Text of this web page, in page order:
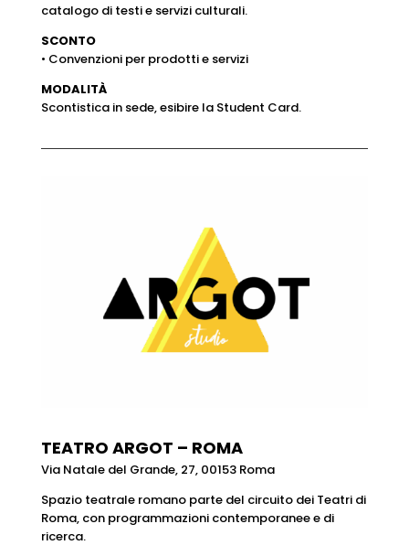
catalogo di testi e servizi culturali.
SCONTO
• Convenzioni per prodotti e servizi
MODALITÀ
Scontistica in sede, esibire la Student Card.
TEATRO ARGOT – ROMA
Via Natale del Grande, 27, 00153 Roma
Spazio teatrale romano parte del circuito dei Teatri di
Roma, con programmazioni contemporanee e di
ricerca.